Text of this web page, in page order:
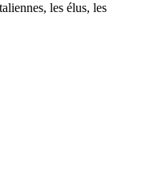
les élus, les